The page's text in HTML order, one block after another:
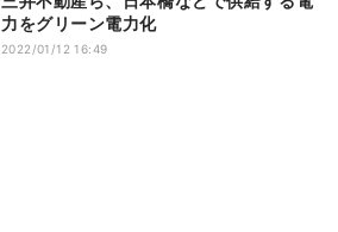
力をグリーン電力化
2022/01/12 16:49